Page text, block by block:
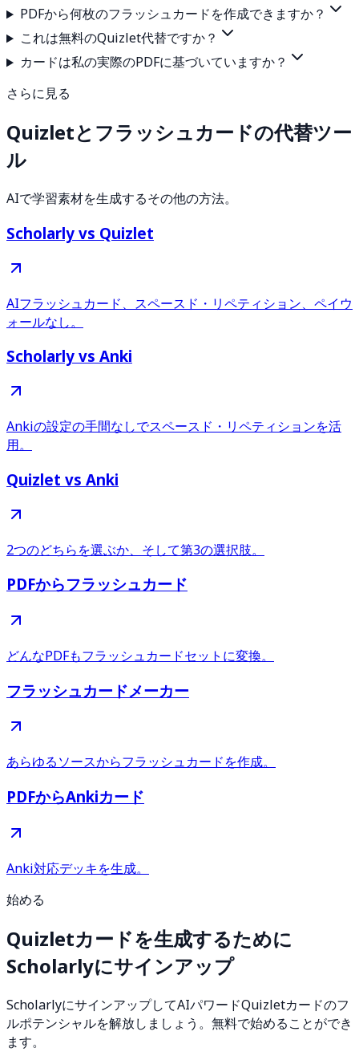
PDFから何枚のフラッシュカードを作成できますか？
これは無料のQuizlet代替ですか？
カードは私の実際のPDFに基づいていますか？
さらに見る
Quizletとフラッシュカードの代替ツー
ル
AIで学習素材を生成するその他の方法。
Scholarly vs Quizlet
AIフラッシュカード、スペースド・リペティション、ペイウ
ォールなし。
Scholarly vs Anki
Ankiの設定の手間なしでスペースド・リペティションを活
用。
Quizlet vs Anki
2つのどちらを選ぶか、そして第3の選択肢。
PDFからフラッシュカード
どんなPDFもフラッシュカードセットに変換。
フラッシュカードメーカー
あらゆるソースからフラッシュカードを作成。
PDFからAnkiカード
Anki対応デッキを生成。
始める
Quizletカードを生成するために
Scholarlyにサインアップ
ScholarlyにサインアップしてAIパワードQuizletカードのフ
ルポテンシャルを解放しましょう。無料で始めることができ
ます。